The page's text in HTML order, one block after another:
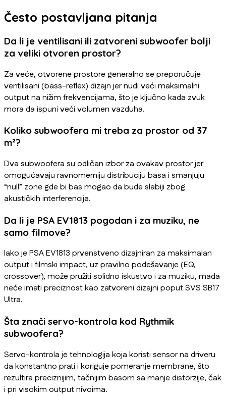
Često postavljana pitanja
Da li je ventilisani ili zatvoreni subwoofer bolji
za veliki otvoren prostor?
Za veće, otvorene prostore generalno se preporučuje
ventilisani (bass-reflex) dizajn jer nudi veći maksimalni
output na nižim frekvencijama, što je ključno kada zvuk
mora da ispuni veći volumen vazduha.
Koliko subwoofera mi treba za prostor od 37
m²?
Dva subwoofera su odličan izbor za ovakav prostor jer
omogućavaju ravnomerniju distribuciju basa i smanjuju
“null” zone gde bi bas mogao da bude slabiji zbog
akustičkih interferencija.
Da li je PSA EV1813 pogodan i za muziku, ne
samo filmove?
Iako je PSA EV1813 prvenstveno dizajniran za maksimalan
output i filmski impact, uz pravilno podešavanje (EQ,
crossover), može pružiti solidno iskustvo i za muziku, mada
neće imati preciznost kao zatvoreni dizajni poput SVS SB17
Ultra.
Šta znači servo-kontrola kod Rythmik
subwoofera?
Servo-kontrola je tehnologija koja koristi sensor na driveru
da konstantno prati i koriguje pomeranje membrane, što
rezultira preciznijim, tačnijim basom sa manje distorzije, čak
i pri visokim output nivoima.